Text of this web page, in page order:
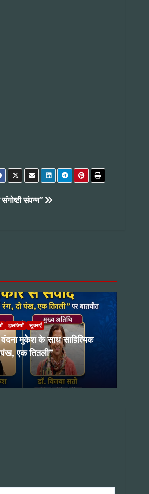
संगोष्ठी संपन्न”
झलकियाँ सूचनाएँ
वंदना मुकेश के साथ साहित्यिक
एक तितली”